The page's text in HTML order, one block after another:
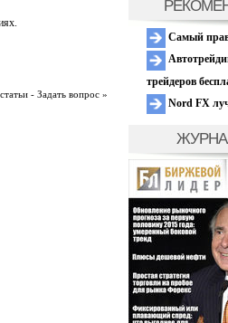
- Задать вопрос »
Самый
трейдеров
Nord FX